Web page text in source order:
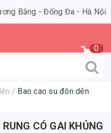
Bằng - Đống Đa - Hà Nội
0
/ Bao cao su đôn dên
CÓ GAI KHỦNG